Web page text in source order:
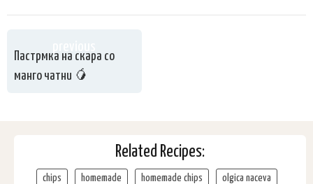
Пастрмка на скара со
манго чатни 🥭
Related Recipes:
chips homemade homemade chips
olgica naceva